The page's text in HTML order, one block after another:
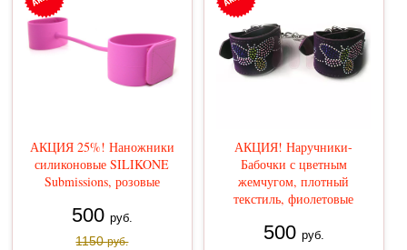
АКЦИЯ 25%! Наножники
силиконовые SILIKONE
Submissions, розовые
500 руб.
1150руб.
АКЦИЯ! Наручники-
Бабочки с цветным
жемчугом, плотный
текстиль, фиолетовые
500 руб.